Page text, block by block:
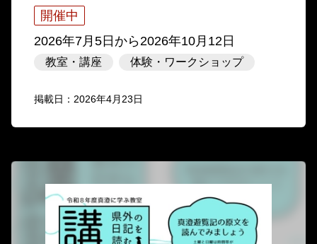
開催中
2026年7月5日 から2026年10月12日
教室・講座 体験・ワークショップ
掲載日：2026年4月23日